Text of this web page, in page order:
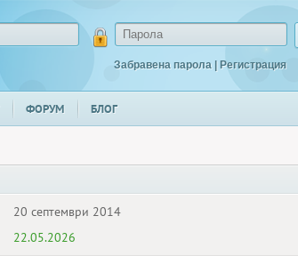
Забравена парола | Регистрация
ФОРУМ БЛОГ
20 септември 2014
22.05.2026